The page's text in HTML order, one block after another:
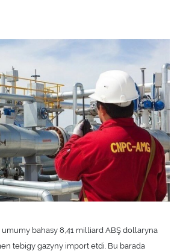
bahasy 8,41 milliard ABŞ dollaryna
tebigy gazyny import etdi. Bu barada